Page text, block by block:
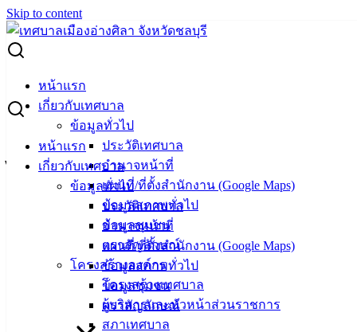
Skip to content
หน้าแรก
เกี่ยวกับเทศบาล
ข้อมูลทั่วไป
ประวัติเทศบาล
อำนาจหน้าที่
แผนที่/ที่ตั้งสำนักงาน (Google Maps)
ข้อมูลสภาพทั่วไป
ข้อมูลชุมชน
ตราสัญลักษณ์
โครงสร้างองค์กร
โครงสร้างเทศบาล
ผู้บริหารและหัวหน้าส่วนราชการ
สภาเทศบาล
หน้าแรก
เกี่ยวกับเทศบาล
ข้อมูลทั่วไป
ประวัติเทศบาล
อำนาจหน้าที่
แผนที่/ที่ตั้งสำนักงาน (Google Maps)
ข้อมูลสภาพทั่วไป
ข้อมูลชุมชน
ตราสัญลักษณ์
Search for:
ประกาศบัญชีรายชื่อบุคคลที่ทำหน้าที่เป็นผู้ไกล่เกลี่ยและ
ประนอมข้อพิพาททางแพ่ง
ประกาศบัญชีรายชื่อบุคคลที่ทำหน้าที่เป็นผู้
ไกล่เกลี่ยและประนอมข้อพิพาททางแพ่ง
ธันวาคม 4, 2025 ธันวาคม 4, 2025